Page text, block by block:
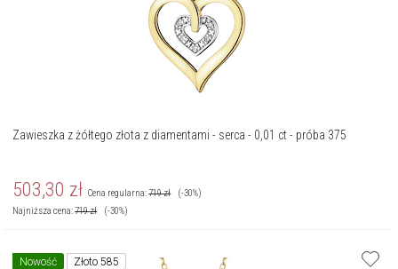
Zawieszka z żółtego złota z diamentami - serca - 0,01 ct - próba 375
503,30 zł Cena regularna:719zł
(-30%)
Najniższa cena:719zł (-30%)
Nowość Złoto 585